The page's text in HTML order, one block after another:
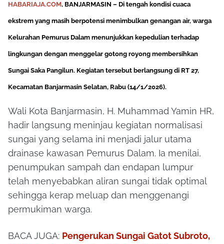
HABARIAJA.COM, BANJARMASIN – Di tengah kondisi cuaca
ekstrem yang masih berpotensi menimbulkan genangan air, warga
Kelurahan Pemurus Dalam menunjukkan kepedulian terhadap
lingkungan dengan menggelar gotong royong membersihkan
Sungai Saka Pangilun. Kegiatan tersebut berlangsung di RT 27,
Kecamatan Banjarmasin Selatan, Rabu (14/1/2026).
Wali Kota Banjarmasin, H. Muhammad Yamin HR,
hadir langsung meninjau kegiatan normalisasi
sungai yang selama ini menjadi jalur utama
drainase kawasan Pemurus Dalam. Ia menilai,
penumpukan sampah dan endapan lumpur
telah menyebabkan aliran sungai tidak optimal
sehingga kerap meluap dan menggenangi
permukiman warga.
BACA JUGA: Pengerukan Sungai Gatot Subroto,